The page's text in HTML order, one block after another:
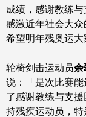
成绩，感谢教练
感激近年社会大众
希望明年残奥运大
轮椅剑击运动员余
说：「是次比赛
了感谢教练与支
持残疾运动员，